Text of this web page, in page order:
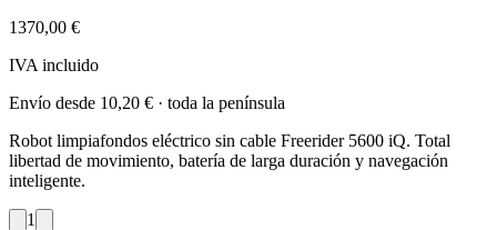
1370,00 €
IVA incluido
Envío desde 10,20 € · toda la península
Robot limpiafondos eléctrico sin cable Freerider 5600 iQ. Total
libertad de movimiento, batería de larga duración y navegación
inteligente.
1